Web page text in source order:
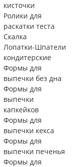
кисточки
Ролики для
раскатки теста
Скалка
Лопатки-Шпатели
кондитерские
Формы для
выпечки без дна
Формы для
выпечки
капкейков
Формы для
выпечки кекса
Формы для
выпечки печенья
Формы для